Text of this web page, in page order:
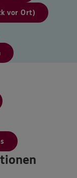
vor Ort)